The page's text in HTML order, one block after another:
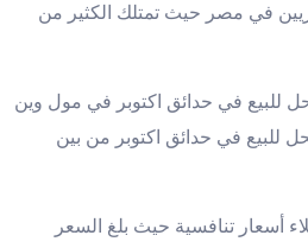
في مصر حيث تمتلك الكثير من
للبيع في حدائق اكتوبر في مول وين
للبيع في حدائق اكتوبر من بين
أسعار تنافسية حيث بلغ السعر